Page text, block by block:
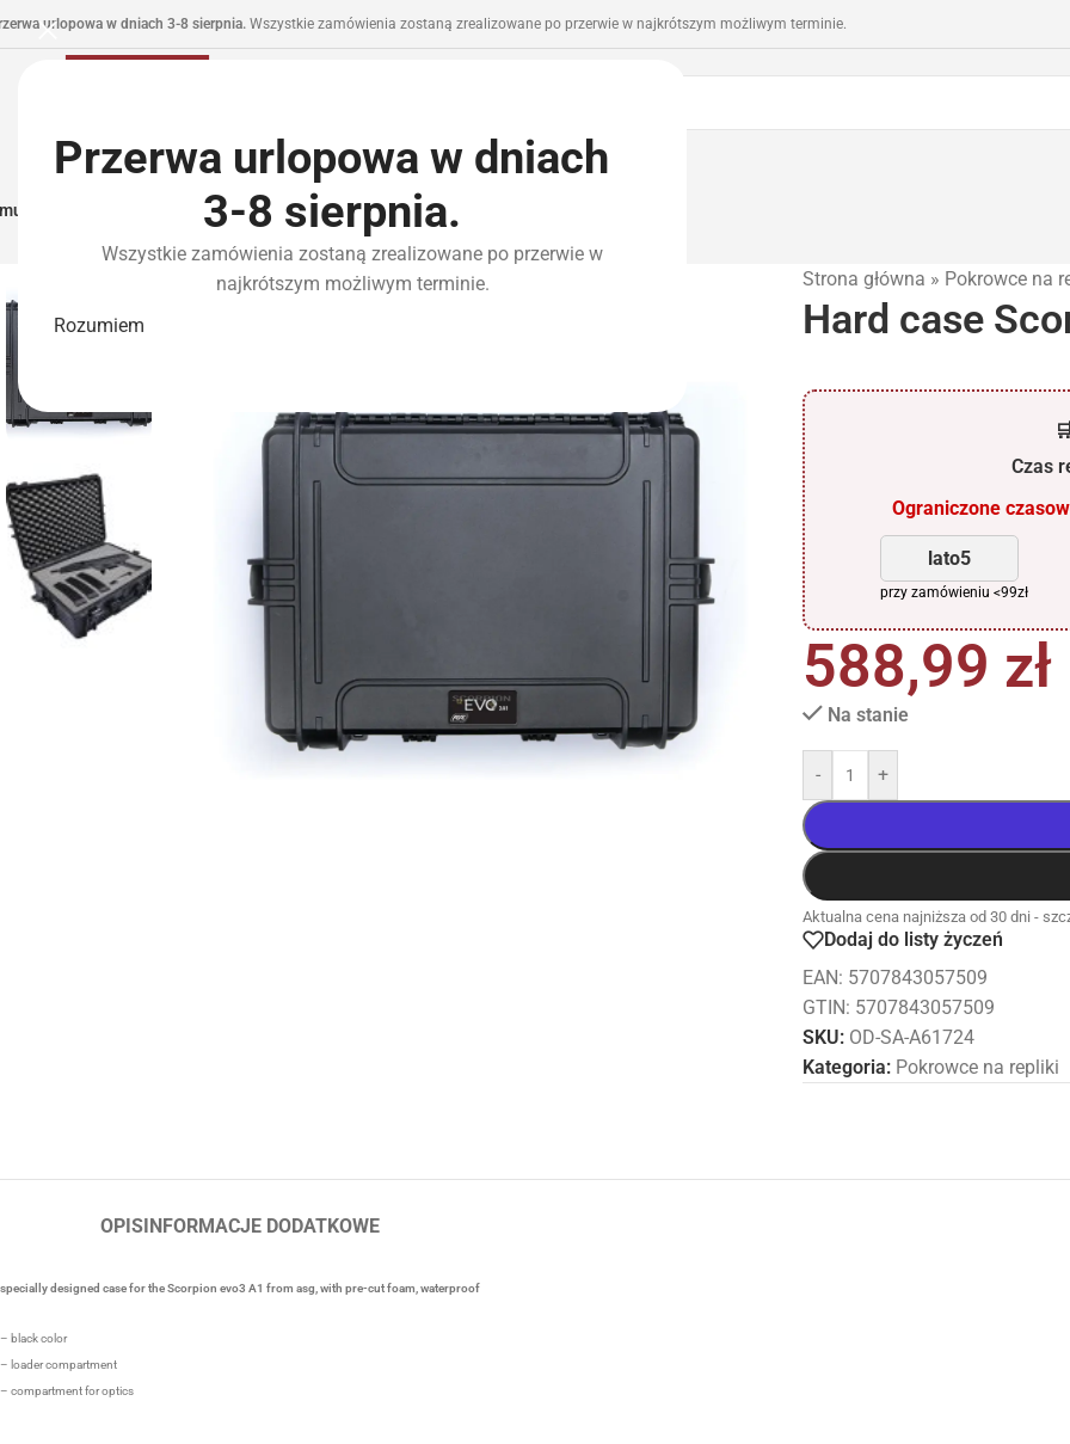
Przerwa urlopowa w dniach
3-8 sierpnia.
Wszystkie zamówienia zostaną zrealizowane po przerwie w
najkrótszym możliwym terminie.
Rozumiem
urlopowa w dniach 3-8 sierpnia. Wszystkie zamówienia zostaną zrealizowane po przerwie w najkrótszym możliwym terminie.
I Zasilanie Części I Tuning HPAWyposażenie Taktyczne
Strona główna » Pokrowce na
Hard case
Czas
Ograniczone
lato5
przy zamówieniu <99zł
588,99 zł
Na stanie
- +
Aktualna cena najniższa od 30 dni -
Dodaj do listy życzeń
EAN: 5707843057509
GTIN: 5707843057509
SKU: OD-SA-A61724
Kategoria: Pokrowce na repliki
OPISINFORMACJE DODATKOWE
specially designed case for the Scorpion evo3 A1 from asg, with pre-cut foam, waterproof
– black color
– loader compartment
– compartment for optics